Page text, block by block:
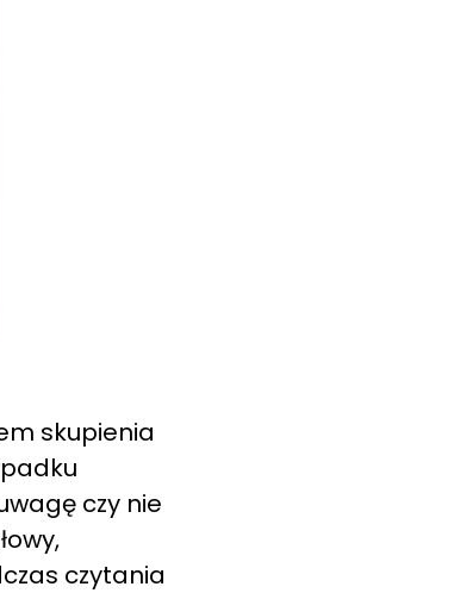
skupienia
czy nie
czytania